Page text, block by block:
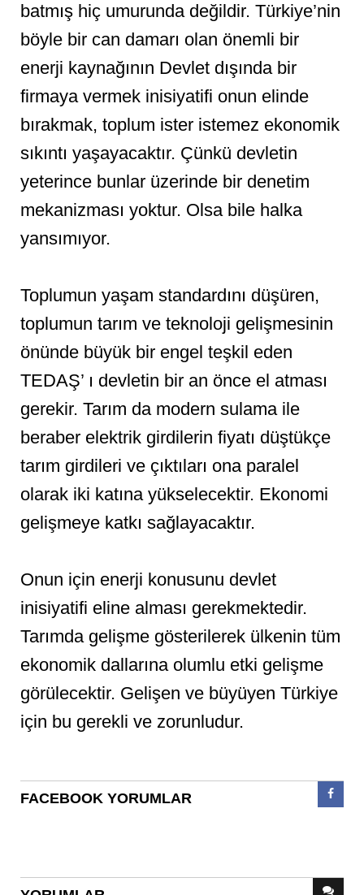
batmış hiç umurunda değildir. Türkiye’nin
böyle bir can damarı olan önemli bir
enerji kaynağının Devlet dışında bir
firmaya vermek inisiyatifi onun elinde
bırakmak, toplum ister istemez ekonomik
sıkıntı yaşayacaktır. Çünkü devletin
yeterince bunlar üzerinde bir denetim
mekanizması yoktur. Olsa bile halka
yansımıyor.
Toplumun yaşam standardını düşüren,
toplumun tarım ve teknoloji gelişmesinin
önünde büyük bir engel teşkil eden
TEDAŞ’ ı devletin bir an önce el atması
gerekir. Tarım da modern sulama ile
beraber elektrik girdilerin fiyatı düştükçe
tarım girdileri ve çıktıları ona paralel
olarak iki katına yükselecektir. Ekonomi
gelişmeye katkı sağlayacaktır.
Onun için enerji konusunu devlet
inisiyatifi eline alması gerekmektedir.
Tarımda gelişme gösterilerek ülkenin tüm
ekonomik dallarına olumlu etki gelişme
görülecektir. Gelişen ve büyüyen Türkiye
için bu gerekli ve zorunludur.
FACEBOOK YORUMLAR